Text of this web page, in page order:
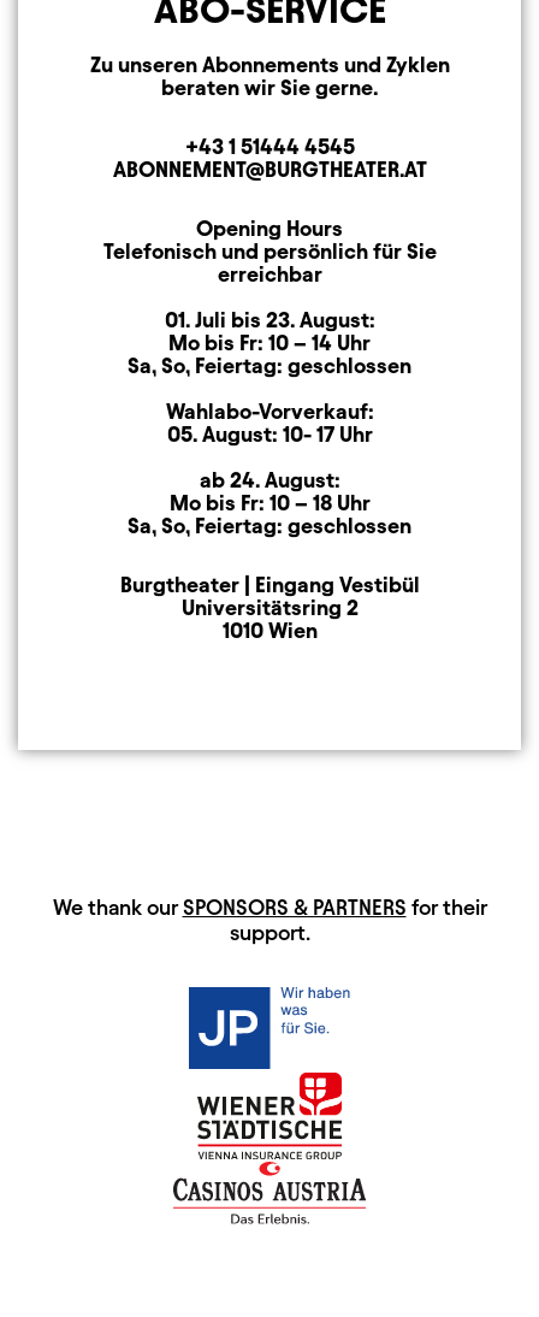
ABO-SERVICE
Zu unseren Abonnements und Zyklen
beraten wir Sie gerne.
Telephone
+43 1 51444 4545
E-MAIL ADDRESS
ABONNEMENT@BURGTHEATER.AT
Opening Hours
Opening Hours
Telefonisch und persönlich für Sie
erreichbar
01. Juli bis 23. August:
Mo bis Fr: 10 – 14 Uhr
Sa, So, Feiertag: geschlossen
Wahlabo-Vorverkauf:
05. August: 10- 17 Uhr
ab 24. August:
Mo bis Fr: 10 – 18 Uhr
Sa, So, Feiertag: geschlossen
Mailing Address
Burgtheater | Eingang Vestibül
Universitätsring 2
1010 Wien
HAUPTSPONSOREN
We thank ourSPONSORS & PARTNERS for their
support.